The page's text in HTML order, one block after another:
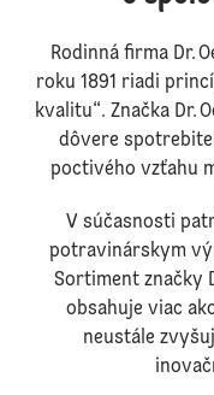
Rodinná firma Dr.
roku 1891 riadi
kvalitu“. Značka Dr.
dôvere
poctivého vzťahu
V súčasnosti
potravinárskym
Sortiment značky
obsahuje viac
neustále